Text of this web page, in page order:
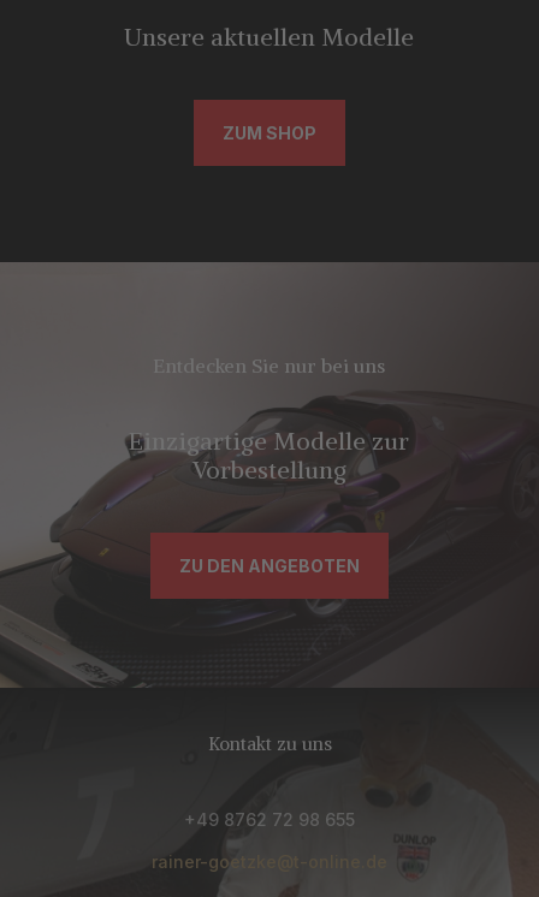
Unsere aktuellen Modelle
ZUM SHOP
Entdecken Sie nur bei uns
Einzigartige Modelle zur
Vorbestellung
ZU DEN ANGEBOTEN
Kontakt zu uns
+49 8762 72 98 655
rainer-goetzke@t-online.de